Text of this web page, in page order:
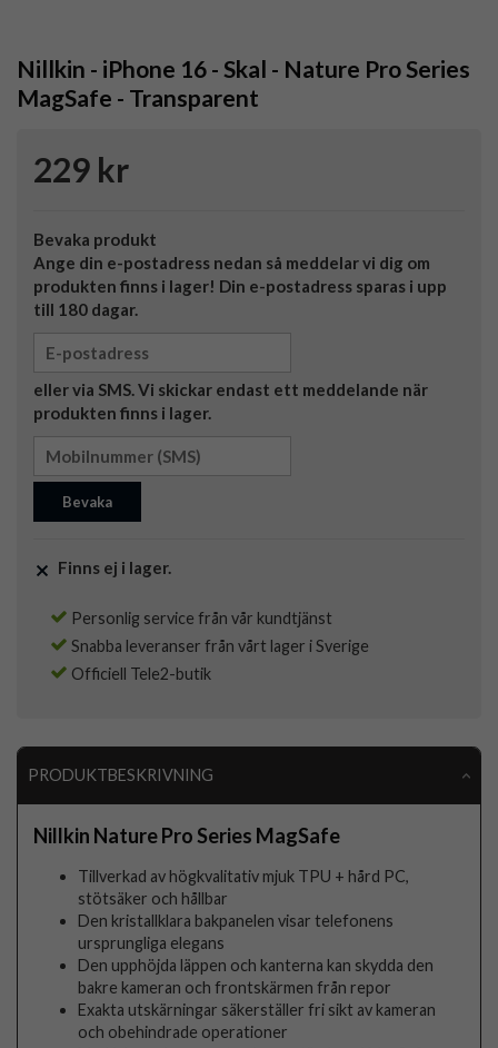
Nillkin - iPhone 16 - Skal - Nature Pro Series
MagSafe - Transparent
229 kr
Bevaka produkt
Ange din e-postadress nedan så meddelar vi dig om
produkten finns i lager! Din e-postadress sparas i upp
till 180 dagar.
eller via SMS. Vi skickar endast ett meddelande när
produkten finns i lager.
Bevaka
Finns ej i lager.
Personlig service från vår kundtjänst
Snabba leveranser från vårt lager i Sverige
Officiell Tele2-butik
PRODUKTBESKRIVNING
Nillkin Nature Pro Series MagSafe
Tillverkad av högkvalitativ mjuk TPU + hård PC,
stötsäker och hållbar
Den kristallklara bakpanelen visar telefonens
ursprungliga elegans
Den upphöjda läppen och kanterna kan skydda den
bakre kameran och frontskärmen från repor
Exakta utskärningar säkerställer fri sikt av kameran
och obehindrade operationer